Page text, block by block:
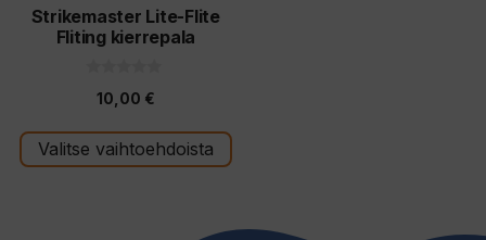
Strikemaster Lite-Flite
Fliting kierrepala
s
t
ä
10,00 €
Valitse vaihtoehdoista
tuotteen
sivulla.